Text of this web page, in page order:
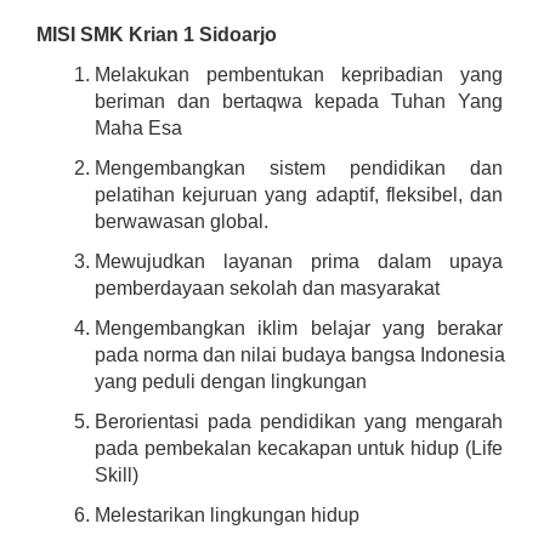
MISI SMK Krian 1 Sidoarjo
Melakukan pembentukan kepribadian yang
beriman dan bertaqwa kepada Tuhan Yang
Maha Esa
Mengembangkan sistem pendidikan dan
pelatihan kejuruan yang adaptif, fleksibel, dan
berwawasan global.
Mewujudkan layanan prima dalam upaya
pemberdayaan sekolah dan masyarakat
Mengembangkan iklim belajar yang berakar
pada norma dan nilai budaya bangsa Indonesia
yang peduli dengan lingkungan
Berorientasi pada pendidikan yang mengarah
pada pembekalan kecakapan untuk hidup (Life
Skill)
Melestarikan lingkungan hidup